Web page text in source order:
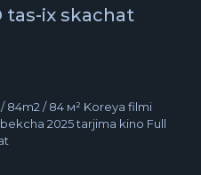
tas-ix skachat
84m2 / 84 м² Koreya filmi
2025 tarjima kino Full